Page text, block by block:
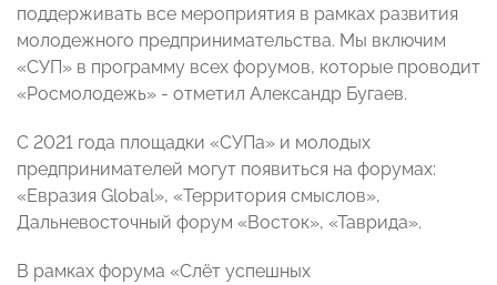
поддерживать все мероприятия в рамках развития
молодежного предпринимательства. Мы включим
«СУП» в программу всех форумов, которые проводит
«Росмолодежь» - отметил Александр Бугаев.
С 2021 года площадки «СУПа» и молодых
предпринимателей могут появиться на форумах:
«Евразия Global», «Территория смыслов»,
Дальневосточный форум «Восток», «Таврида».
В рамках форума «Слёт успешных